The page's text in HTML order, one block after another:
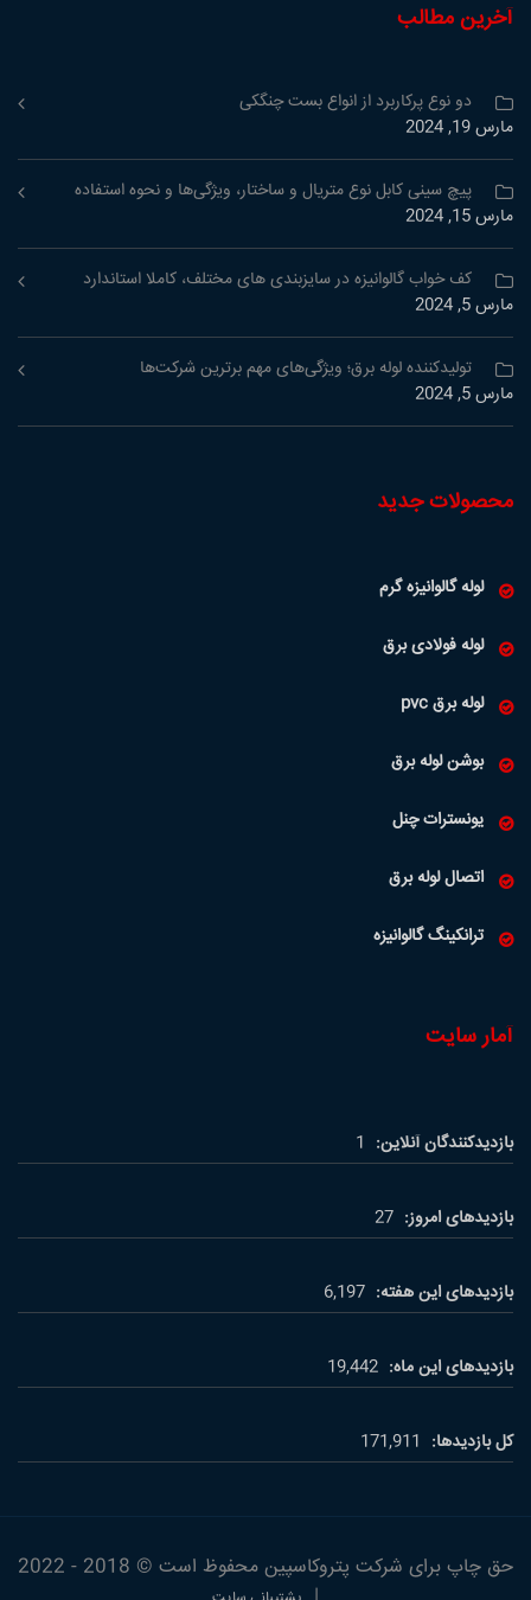
آخرین مطالب
دو نوع پرکاربرد از انواع بست چنگکی
مارس 19, 2024
پیچ سینی کابل نوع متریال و ساختار، ویژگی‌ها و نحوه استفاده
مارس 15, 2024
کف خواب گالوانیزه در سایزبندی های مختلف، کاملا استاندارد
مارس 5, 2024
تولیدکننده لوله برق؛ ویژگی‌های مهم برترین شرکت‌ها
مارس 5, 2024
محصولات جدید
لوله گالوانیزه گرم
لوله فولادی برق
لوله برق pvc
بوشن لوله برق
یونسترات چنل
اتصال لوله برق
ترانکینگ گالوانیزه
آمار سایت
بازدیدکنندگان آنلاین: 1
بازدیدهای امروز: 27
بازدیدهای این هفته: 6,197
بازدیدهای این ماه: 19,442
کل بازدیدها: 171,911
حق چاپ برای شرکت پتروکاسپین محفوظ است © 2018 - 2022